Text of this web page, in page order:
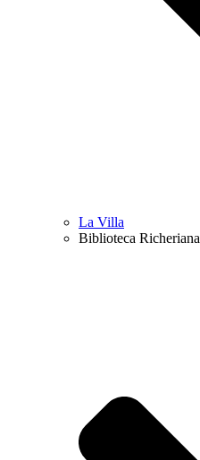
La Villa
Biblioteca Richeriana